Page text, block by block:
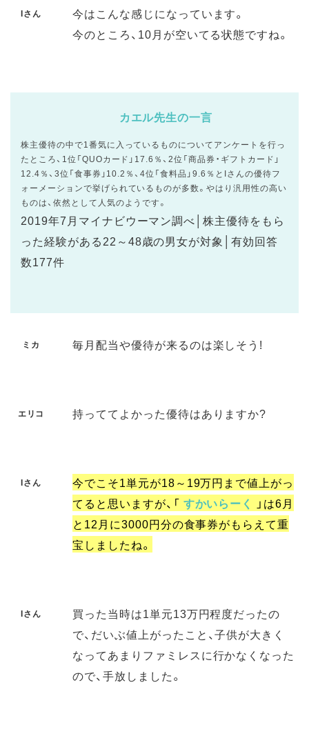
Iさん
今はこんな感じになっています。
今のところ、10月が空いてる状態ですね。
カエル先生の一言
株主優待の中で1番気に入っているものについてアンケートを行っ
たところ、1位「QUOカード」17.6％、2位「商品券・ギフトカード」
12.4％、3位「食事券」10.2％、4位「食料品」9.6％とIさんの優待フ
ォーメーションで挙げられているものが多数。やはり汎用性の高い
ものは、依然として人気のようです。
2019年7月マイナビウーマン調べ│株主優待をもら
った経験がある22～48歳の男女が対象│有効回答
数177件
ミカ 毎月配当や優待が来るのは楽しそう!
エリコ 持っててよかった優待はありますか?
Iさん
今でこそ1単元が18～19万円まで値上がっ
てると思いますが、「 すかいらーく
」は6月
と12月に3000円分の食事券がもらえて重
宝しましたね。
Iさん
買った当時は1単元13万円程度だったの
で、だいぶ値上がったこと、子供が大きく
なってあまりファミレスに行かなくなった
ので、手放しました。